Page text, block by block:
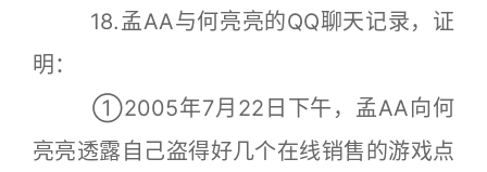
18.孟AA与何亮亮的QQ聊天记录，证
明：
①2005年7月22日下午，孟AA向何
亮亮透露自己盗得好几个在线销售的游戏点